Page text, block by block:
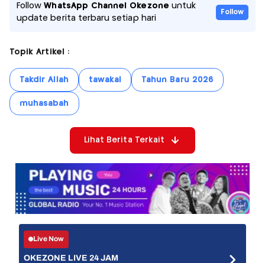
FollowWhatsApp Channel Okezone untuk
update berita terbaru setiap hari
Follow
Topik Artikel :
Takdir Allah tawakal Tahun Baru 2026
muhasabah
Lihat Berita Terkait
Live Now
OKEZONE LIVE 24 JAM